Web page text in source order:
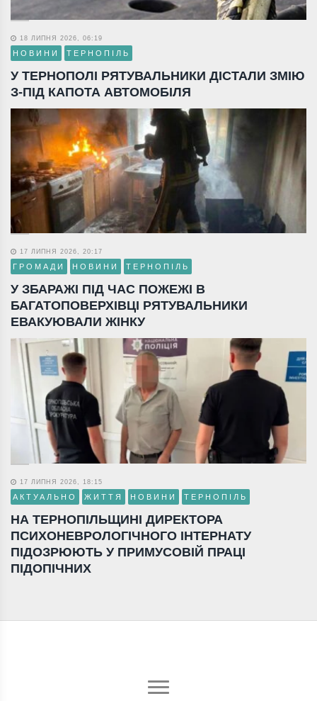
18 ЛИПНЯ 2026, 06:19
НОВИНИ ТЕРНОПІЛЬ
У ТЕРНОПОЛІ РЯТУВАЛЬНИКИ ДІСТАЛИ ЗМІЮ
З-ПІД КАПОТА АВТОМОБІЛЯ
17 ЛИПНЯ 2026, 20:17
ГРОМАДИ НОВИНИ ТЕРНОПІЛЬ
У ЗБАРАЖІ ПІД ЧАС ПОЖЕЖІ В
БАГАТОПОВЕРХІВЦІ РЯТУВАЛЬНИКИ
ЕВАКУЮВАЛИ ЖІНКУ
17 ЛИПНЯ 2026, 18:15
АКТУАЛЬНО ЖИТТЯ НОВИНИ ТЕРНОПІЛЬ
НА ТЕРНОПІЛЬЩИНІ ДИРЕКТОРА
ПСИХОНЕВРОЛОГІЧНОГО ІНТЕРНАТУ
ПІДОЗРЮЮТЬ У ПРИМУСОВІЙ ПРАЦІ
ПІДОПІЧНИХ